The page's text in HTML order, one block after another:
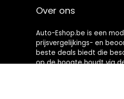
Over ons
Auto-Eshop.be is een
prijsvergelijkings- en
beste deals biedt die
op de hoogte houdt via